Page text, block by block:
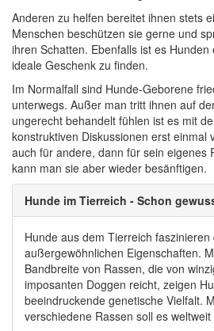
Anderen zu helfen bereitet ihnen stets
Menschen beschützen sie gerne und
ihren Schatten. Ebenfalls ist es
ideale Geschenk zu finden.
Im Normalfall sind Hunde-Geborene
unterwegs. Außer man tritt ihnen auf
ungerecht behandelt fühlen ist es mit
konstruktiven Diskussionen erst einmal
auch für andere, dann für sein eigenes
kann man sie aber wieder besänftigen.
Hunde im Tierreich - Schon
Hunde aus dem Tierreich
außergewöhnlichen Eigenschaften.
Bandbreite von Rassen, die von
imposanten Doggen reicht, zeigen
beeindruckende genetische Vielfalt.
verschiedene Rassen soll es weltweit